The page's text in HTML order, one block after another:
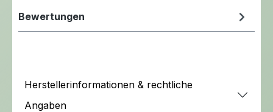
Bewertungen
Herstellerinformationen & rechtliche
Angaben